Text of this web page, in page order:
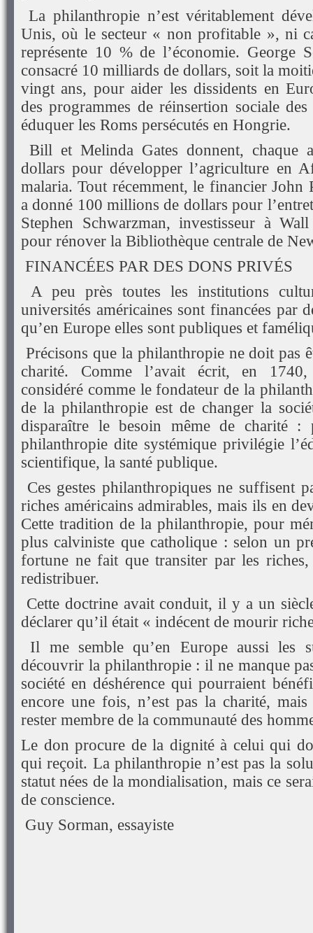
La philanthropie n’est véritablement
Unis, où le secteur « non profitable », ni
représente 10 % de l’économie. George
consacré 10 milliards de dollars, soit la
vingt ans, pour aider les dissidents en
des programmes de réinsertion sociale
éduquer les Roms persécutés en Hongrie.
Bill et Melinda Gates donnent, chaque
dollars pour développer l’agriculture en
malaria. Tout récemment, le financier John
a donné 100 millions de dollars pour
Stephen Schwarzman, investisseur à
pour rénover la Bibliothèque centrale de
FINANCÉES PAR DES DONS PRIVÉS
A peu près toutes les institutions
universités américaines sont financées par
qu’en Europe elles sont publiques et
Précisons que la philanthropie ne doit pas
charité. Comme l’avait écrit, en
considéré comme le fondateur de la
de la philanthropie est de changer la
disparaître le besoin même de charité :
philanthropie dite systémique privilégie
scientifique, la santé publique.
Ces gestes philanthropiques ne suffisent
riches américains admirables, mais ils en
Cette tradition de la philanthropie, pour
plus calviniste que catholique : selon un
fortune ne fait que transiter par les
redistribuer.
Cette doctrine avait conduit, il y a un
déclarer qu’il était « indécent de mourir
Il me semble qu’en Europe aussi les
découvrir la philanthropie : il ne manque
société en déshérence qui pourraient
encore une fois, n’est pas la charité,
rester membre de la communauté des
Le don procure de la dignité à celui qui
qui reçoit. La philanthropie n’est pas la
statut nées de la mondialisation, mais ce
de conscience.
Guy Sorman, essayiste